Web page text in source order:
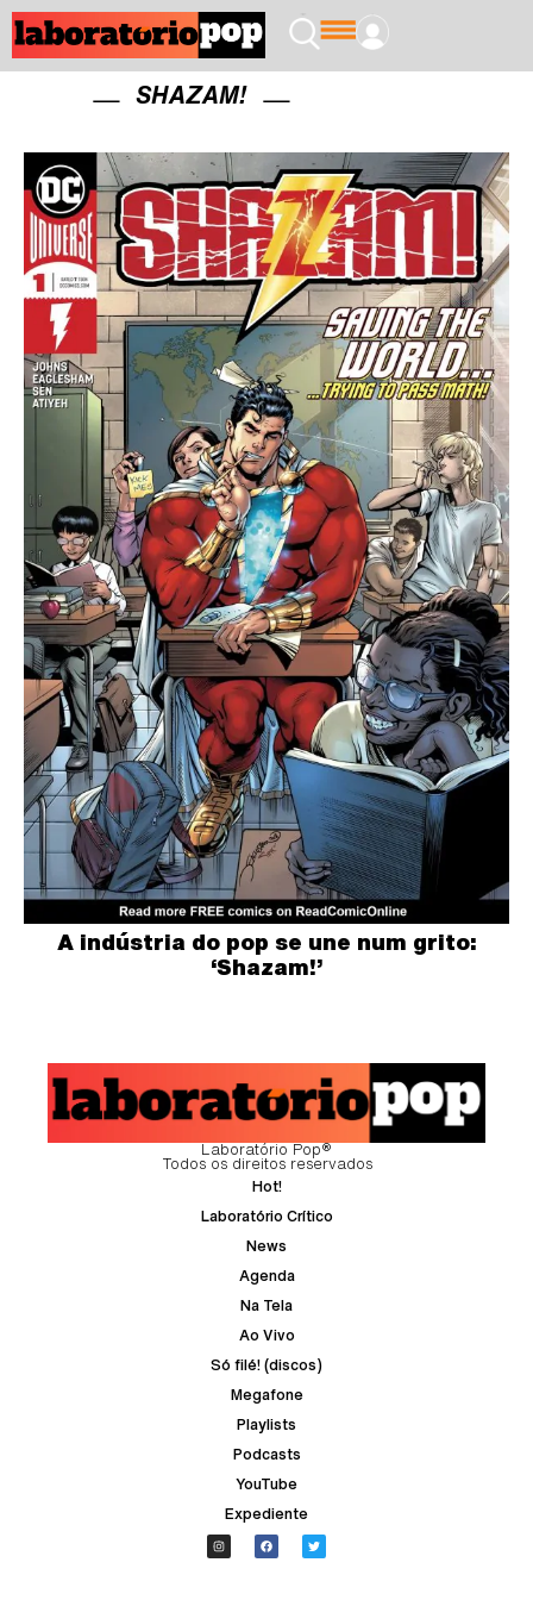
SHAZAM!
A indústria do pop se une num grito:
‘Shazam!’
Laboratório Pop®
Todos os direitos reservados
Hot!
Laboratório Crítico
News
Agenda
Na Tela
Ao Vivo
Só filé! (discos)
Megafone
Playlists
Podcasts
YouTube
Expediente